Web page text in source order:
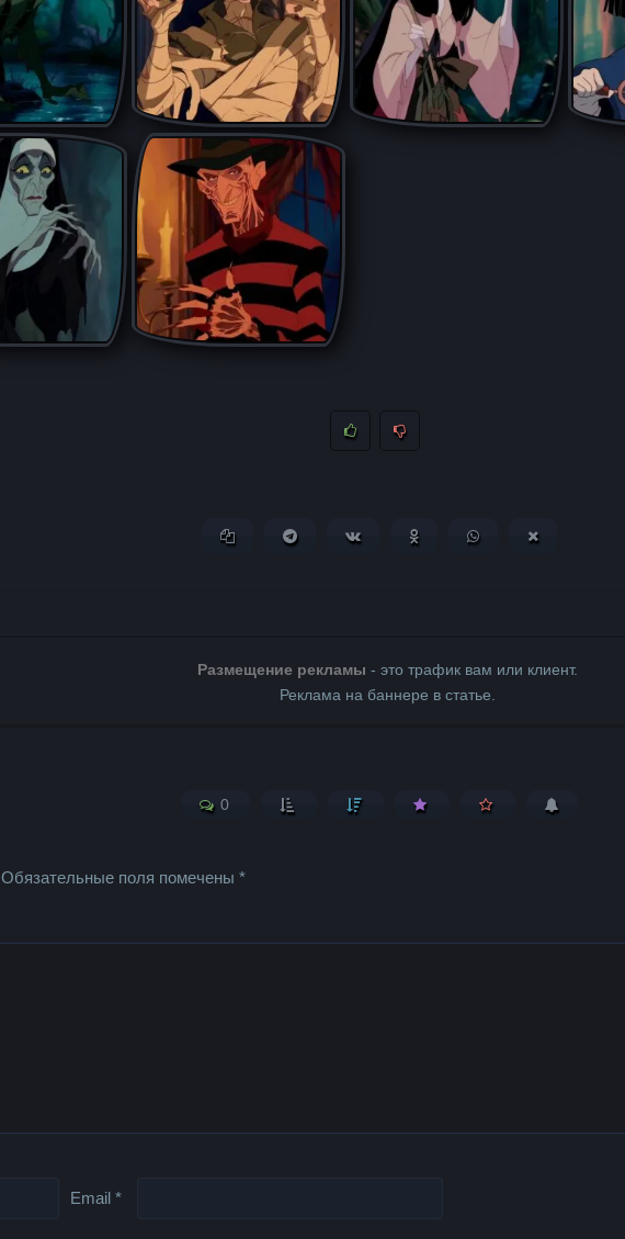
Копировать ссылкуПоделиться в Telegram
Поделиться ВКонтакте
Поделиться вПоделиться в
Размещение рекламы - это трафик вам или клиент.
Реклама на баннере в статье.
0
Обязательные поля помечены*
Email*